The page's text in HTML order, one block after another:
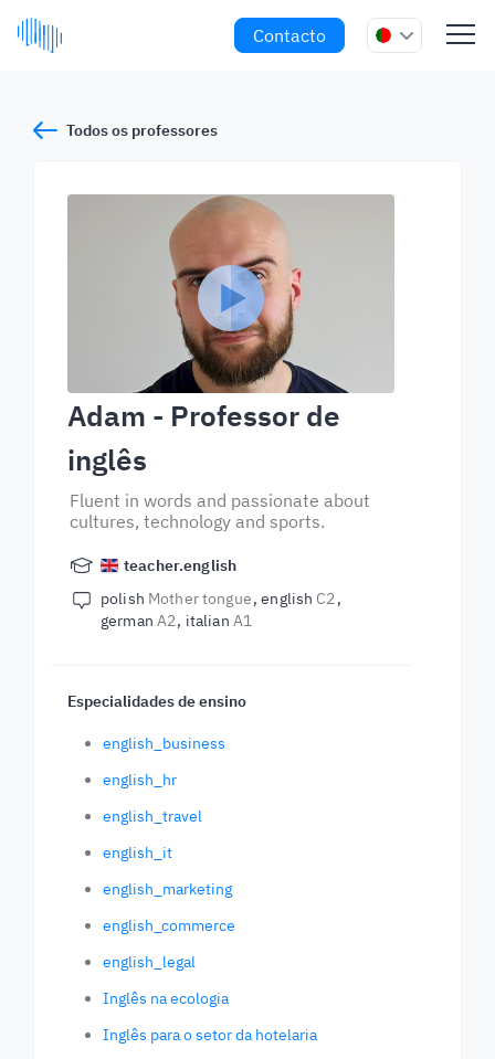
Contacto
Todos os professores
Adam - Professor de
inglês
Fluent in words and passionate about
cultures, technology and sports.
teacher.english
polish Mother tongue english C2
german A2 italian A1
Especialidades de ensino
english_business
english_hr
english_travel
english_it
english_marketing
english_commerce
english_legal
Inglês na ecologia
Inglês para o setor da hotelaria